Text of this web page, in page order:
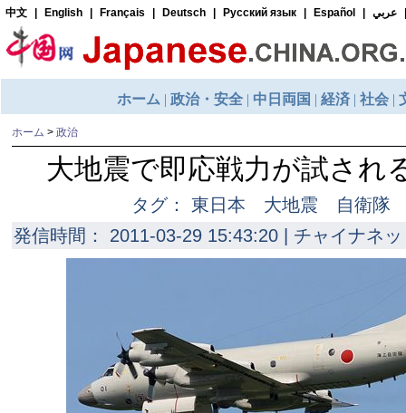
ホーム > 政治
大地震で即応戦力が試され
タグ： 東日本 大地震 自衛
発信時間： 2011-03-29 15:43:20 | チャイナネ